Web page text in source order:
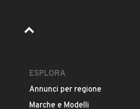
Pubblicità
ESPLORA
Annunci per regione
Marche e Modelli